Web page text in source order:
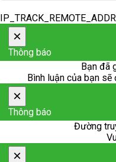
×
Thông báo
Bạn đã
Bình luận của bạn
×
Thông báo
Đường
×